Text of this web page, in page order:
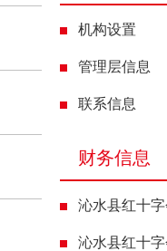
机构设置
管理层信息
联系信息
财务信息
沁水县红十
沁水县红十